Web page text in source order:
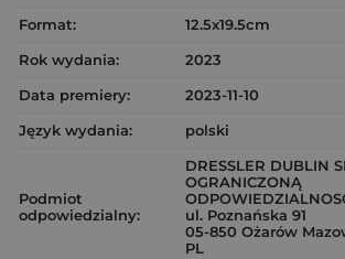
Format:
12.5x19.5cm
Rok wydania:
2023
Data premiery:
2023-11-10
Język wydania:
polski
Podmiot
odpowiedzialny:
DRESSLER DUBLIN
OGRANICZONĄ
ul. Poznańska 91
05-850 Ożarów
PL